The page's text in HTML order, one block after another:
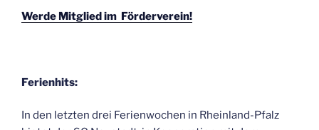
Werde Mitglied im Förderverein!
Ferienhits:
In den letzten drei Ferienwochen in Rheinland-Pfalz